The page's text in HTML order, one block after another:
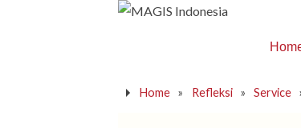
Home » Refleksi » Service